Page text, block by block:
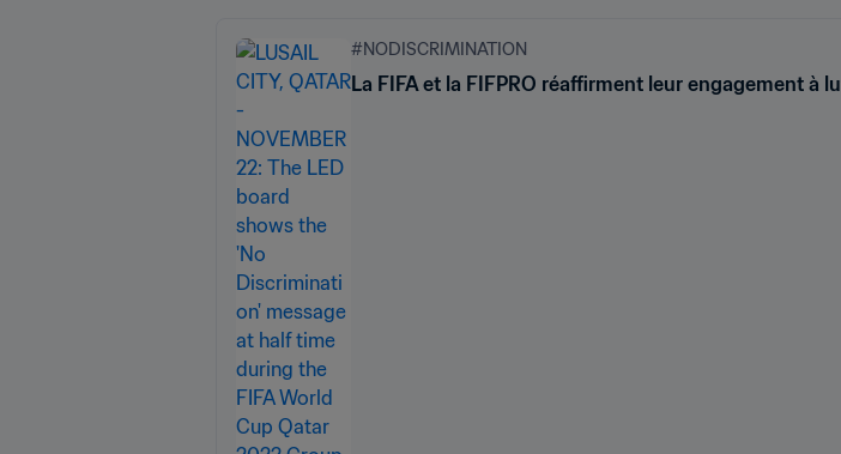
#NODISCRIMINATION
La FIFA et la FIFPRO réaffirment leur engagement